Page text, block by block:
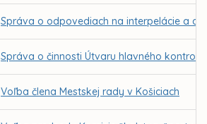
Správa o odpovediach na interpelácie a
Správa o činnosti Útvaru hlavného
Voľba člena Mestskej rady v Košiciach